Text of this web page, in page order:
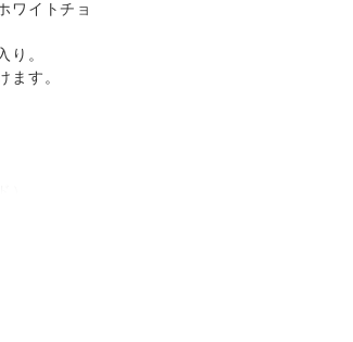
ワイトチョ
り。
ます。